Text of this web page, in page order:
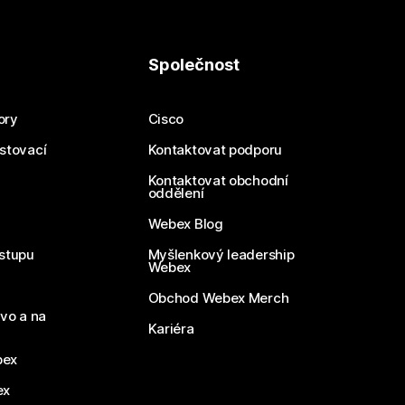
a na
Společnost
Cisco
Kontaktovat podporu
Kontaktovat obchodní
oddělení
Webex Blog
Myšlenkový leadership
Webex
Obchod Webex Merch
Kariéra